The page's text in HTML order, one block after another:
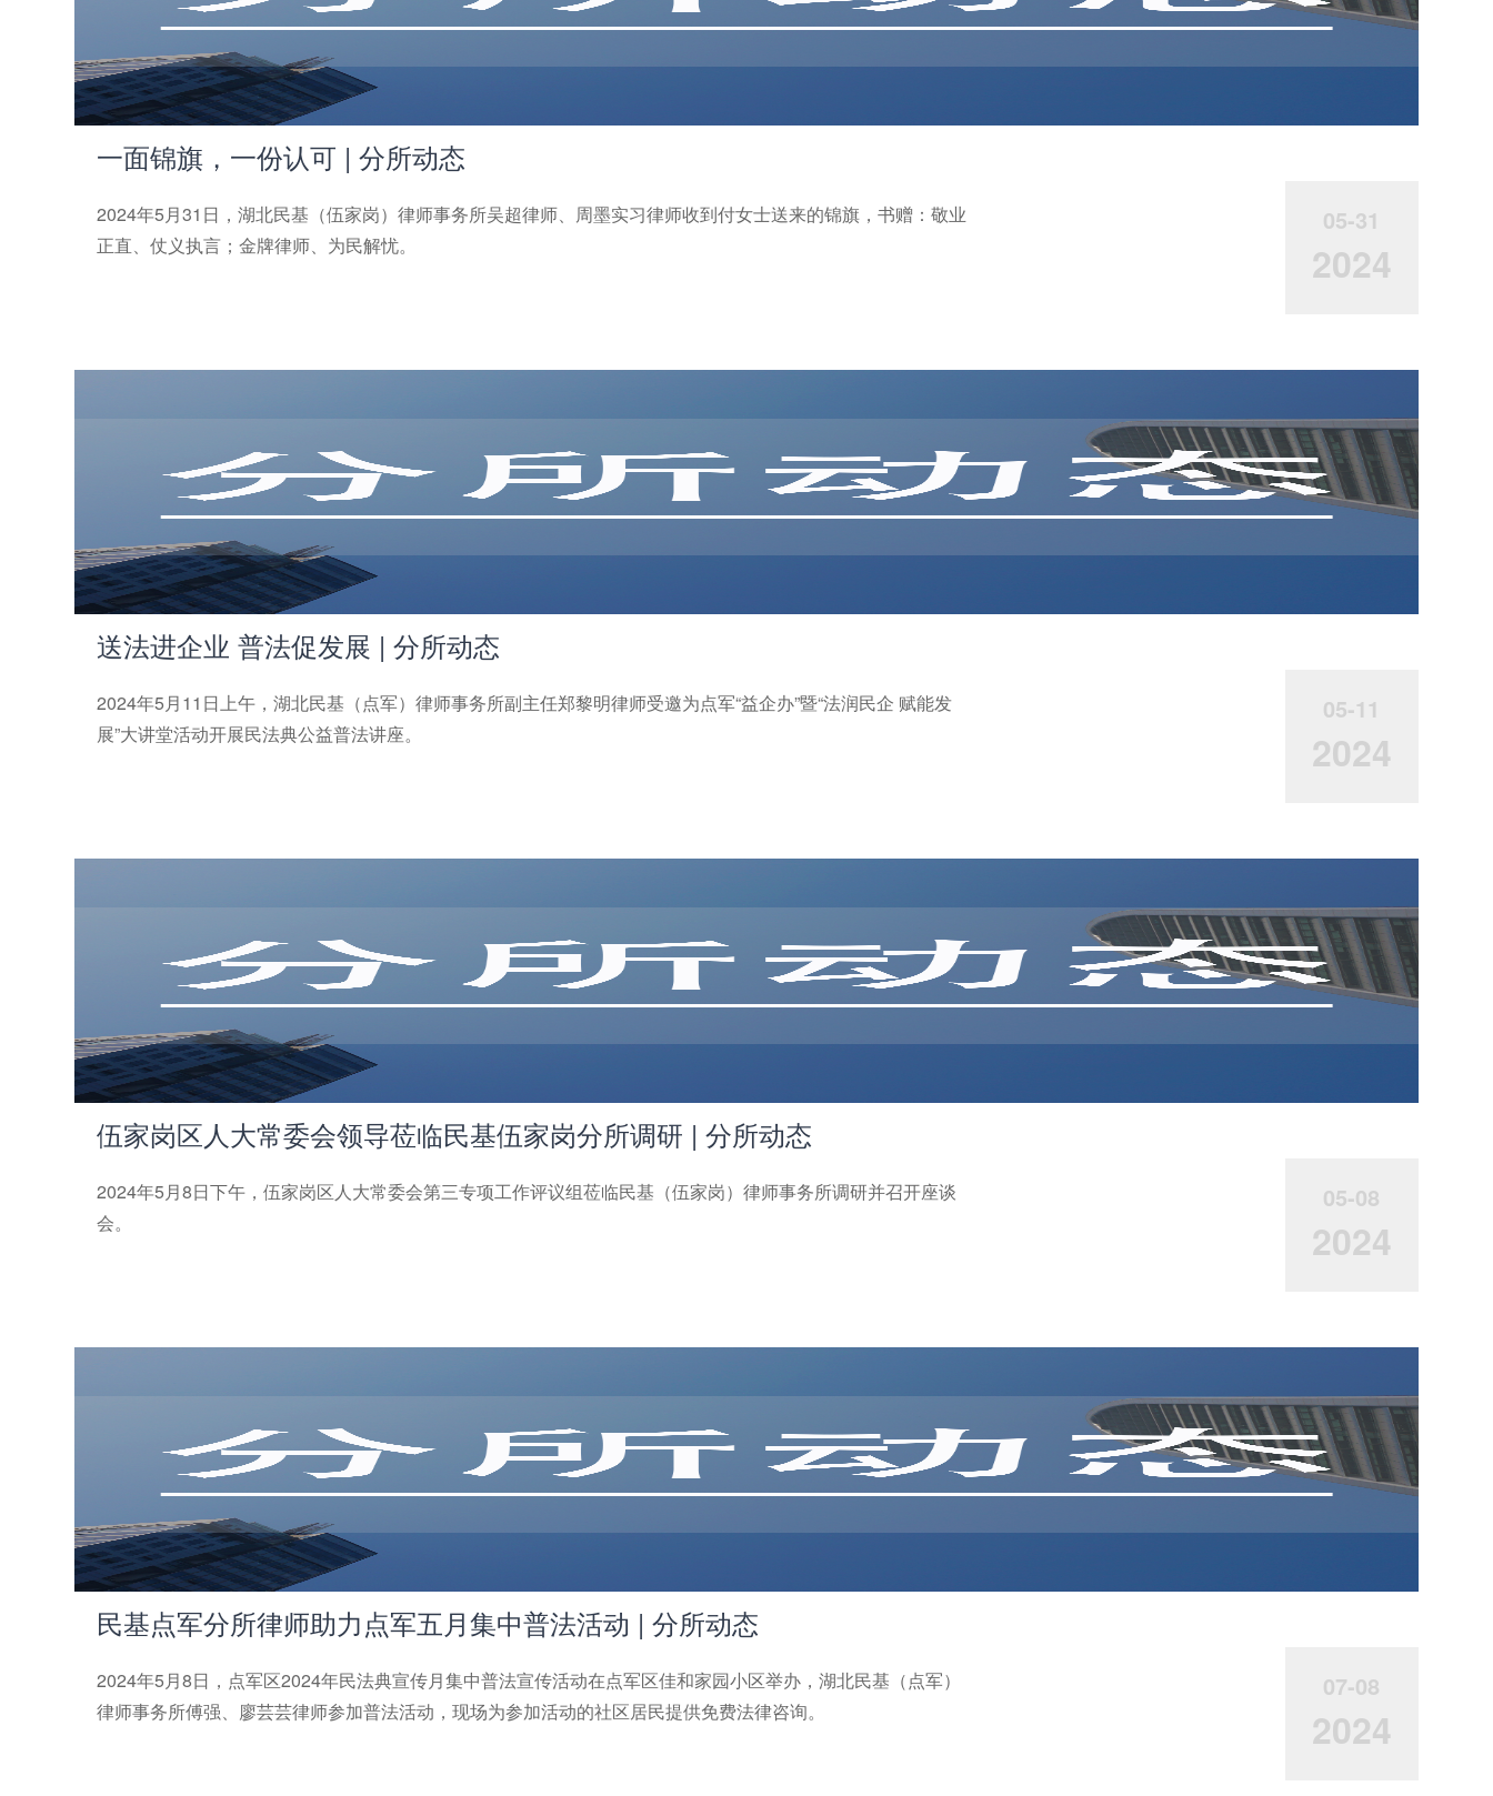
一面锦旗，一份认可 | 分所动态
2024年5月31日，湖北民基（伍家岗）律师事务所吴超律师、周墨实习律师收到付女士送来的锦旗，书赠：敬业
正直、仗义执言；金牌律师、为民解忧。
05-31
2024
送法进企业 普法促发展 | 分所动态
2024年5月11日上午，湖北民基（点军）律师事务所副主任郑黎明律师受邀为点军“益企办”暨“法润民企 赋能发
展”大讲堂活动开展民法典公益普法讲座。
05-11
2024
伍家岗区人大常委会领导莅临民基伍家岗分所调研 | 分所动态
2024年5月8日下午，伍家岗区人大常委会第三专项工作评议组莅临民基（伍家岗）律师事务所调研并召开座谈
会。
05-08
2024
民基点军分所律师助力点军五月集中普法活动 | 分所动态
2024年5月8日，点军区2024年民法典宣传月集中普法宣传活动在点军区佳和家园小区举办，湖北民基（点军）
律师事务所傅强、廖芸芸律师参加普法活动，现场为参加活动的社区居民提供免费法律咨询。
07-08
2024